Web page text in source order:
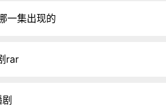
一集出现的
rar